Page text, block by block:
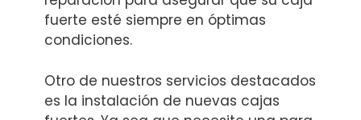
fuerte esté siempre en óptimas
condiciones.
Otro de nuestros servicios destacados
es la instalación de nuevas cajas